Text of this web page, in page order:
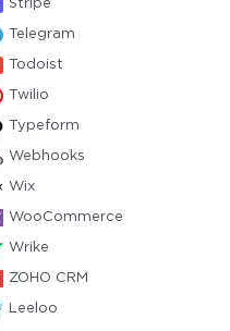
Stripe
Telegram
Todoist
Twilio
Typeform
Webhooks
Wix
WooCommerce
Wrike
ZOHO CRM
Leeloo